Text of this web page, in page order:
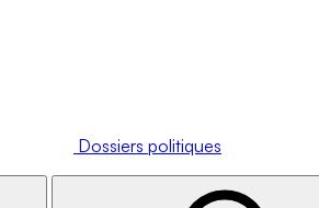
Dossiers politiques